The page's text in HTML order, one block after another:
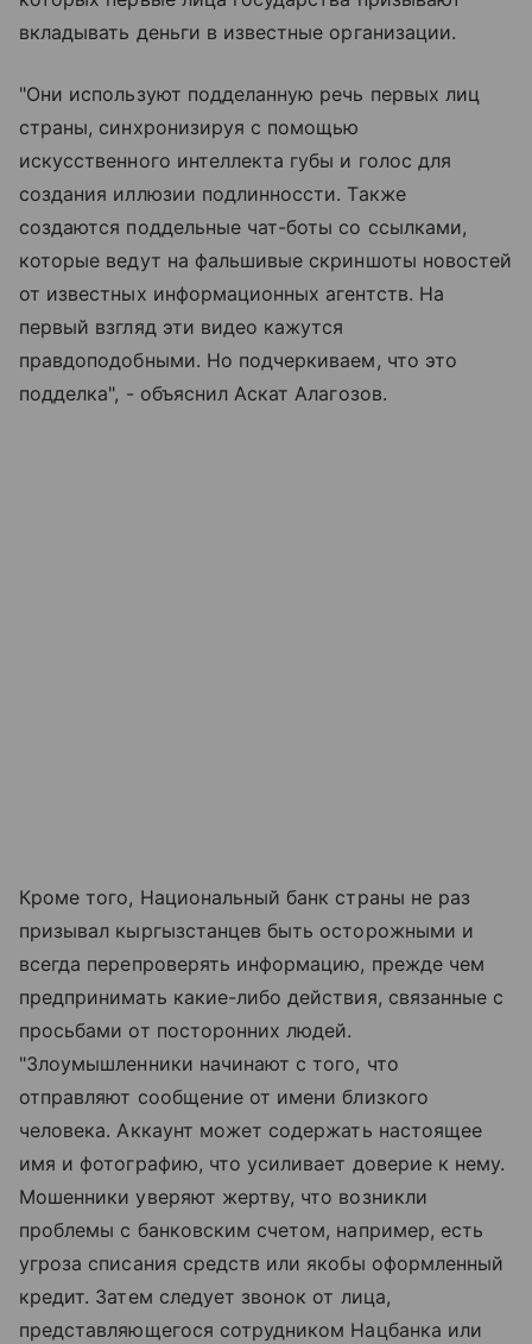
вкладывать деньги в известные организации.
"Они используют подделанную речь первых лиц
страны, синхронизируя с помощью
искусственного интеллекта губы и голос для
создания иллюзии подлинноссти. Также
создаются поддельные чат-боты со ссылками,
которые ведут на фальшивые скриншоты новостей
от известных информационных агентств. На
первый взгляд эти видео кажутся
правдоподобными. Но подчеркиваем, что это
подделка", - объяснил Аскат Алагозов.
Кроме того, Национальный банк страны не раз
призывал кыргызстанцев быть осторожными и
всегда перепроверять информацию, прежде чем
предпринимать какие-либо действия, связанные с
просьбами от посторонних людей.
"Злоумышленники начинают с того, что
отправляют сообщение от имени близкого
человека. Аккаунт может содержать настоящее
имя и фотографию, что усиливает доверие к нему.
Мошенники уверяют жертву, что возникли
проблемы с банковским счетом, например, есть
угроза списания средств или якобы оформленный
кредит. Затем следует звонок от лица,
представляющегося сотрудником Нацбанка или